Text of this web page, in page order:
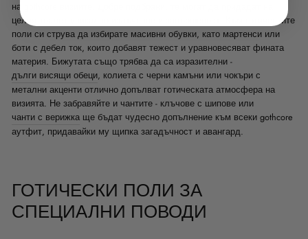
на gothcore визиите. Добре подбрани, те могат да придадат на
целия тоалет уникално излъчване и завършеност. Към готическите
поли си струва да избирате масивни обувки, като мартенси или
боти с дебел ток, които добавят тежест и уравновесяват фината
материя. Бижутата също трябва да са изразителни -
дълги висящи обеци, колиета с черни камъни или чокъри с
метални акценти отлично допълват готическата атмосфера на
визията. Не забравяйте и чантите - клъчове с шипове или
чанти с верижка ще бъдат чудесно допълнение към всеки gothcore
аутфит, придавайки му щипка загадъчност и авангард.
ГОТИЧЕСКИ ПОЛИ ЗА
СПЕЦИАЛНИ ПОВОДИ